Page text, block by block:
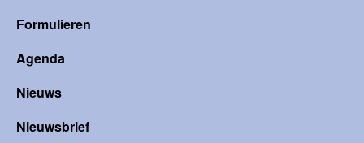
Formulieren
Agenda
Nieuws
Nieuwsbrief